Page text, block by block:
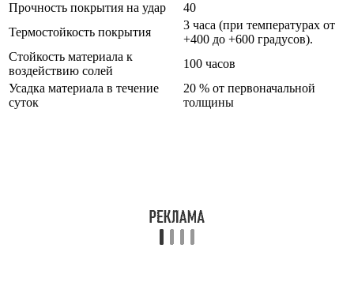
Прочность покрытия на удар
40
Термостойкость покрытия
3 часа (при температурах от
+400 до +600 градусов).
Стойкость материала к
воздействию солей
100 часов
Усадка материала в течение
суток
20 % от первоначальной
толщины